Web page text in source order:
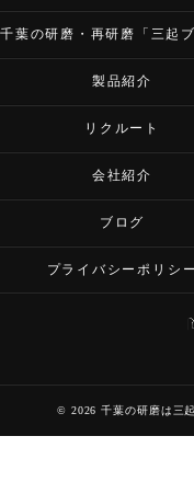
製品紹介
リクルート
会社紹介
ブログ
プライバシーポリシー
© 2026 千葉の研磨は三